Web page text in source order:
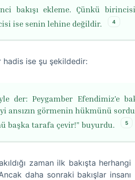
bakışı ekleme. Çünkü
ise senin lehine değildir.
4
ise şu şekildedir:
der: Peygamber Efendimiz’e
ansızın görmenin hükmünü
başka tarafa çevir!” buyurdu.
5
zaman ilk bakışta herhangi
daha sonraki bakışlar insanı